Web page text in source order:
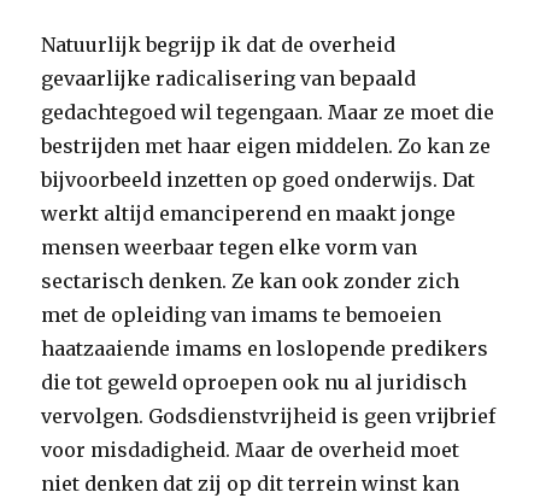
Natuurlijk begrijp ik dat de overheid
gevaarlijke radicalisering van bepaald
gedachtegoed wil tegengaan. Maar ze moet die
bestrijden met haar eigen middelen. Zo kan ze
bijvoorbeeld inzetten op goed onderwijs. Dat
werkt altijd emanciperend en maakt jonge
mensen weerbaar tegen elke vorm van
sectarisch denken. Ze kan ook zonder zich
met de opleiding van imams te bemoeien
haatzaaiende imams en loslopende predikers
die tot geweld oproepen ook nu al juridisch
vervolgen. Godsdienstvrijheid is geen vrijbrief
voor misdadigheid. Maar de overheid moet
niet denken dat zij op dit terrein winst kan